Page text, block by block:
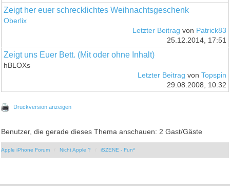
Zeigt her euer schrecklichtes Weihnachtsgeschenk
Oberlix
Letzter Beitrag von Patrick83
25.12.2014, 17:51
Zeigt uns Euer Bett. (Mit oder ohne Inhalt)
hBLOXs
Letzter Beitrag von Topspin
29.08.2008, 10:32
Druckversion anzeigen
Benutzer, die gerade dieses Thema anschauen: 2 Gast/Gäste
Apple iPhone Forum Nicht Apple ? iSZENE - Fun³